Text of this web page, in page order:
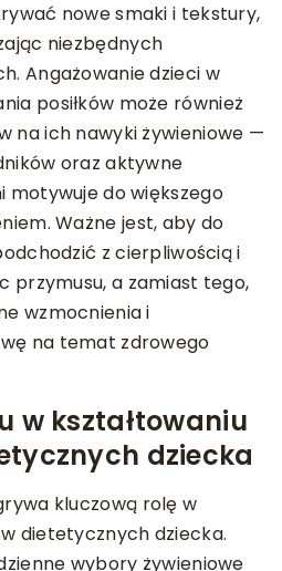
nowe smaki i tekstury,
niezbędnych
Angażowanie dzieci w
posiłków może również
na ich nawyki żywieniowe —
oraz aktywne
motywuje do większego
Ważne jest, aby do
z cierpliwością i
przymusu, a zamiast tego,
wzmocnienia i
na temat zdrowego
w kształtowaniu
dziecka
kluczową rolę w
dietetycznych dziecka.
wybory żywieniowe